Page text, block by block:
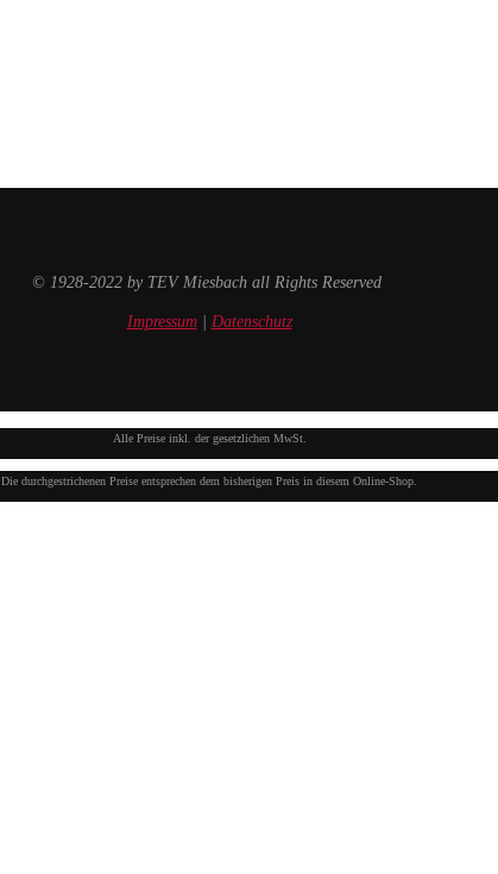
© 1928-2022 by TEV Miesbach all Rights Reserved
Impressum| Datenschutz
Alle Preise inkl. der gesetzlichen MwSt.
Die durchgestrichenen Preise entsprechen dem bisherigen Preis in diesem Online-Shop.